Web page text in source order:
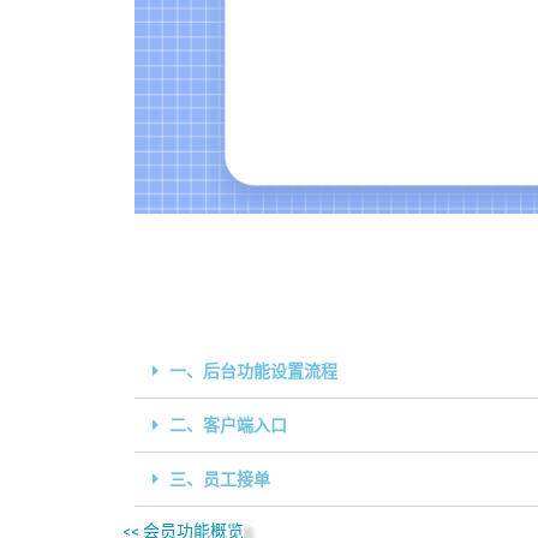
一、后台功能设置流程
二、客户端入口
三、员工接单
<< 会员功能概览